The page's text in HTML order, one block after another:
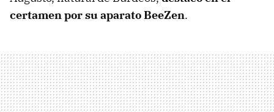
certamen por su aparato BeeZen.